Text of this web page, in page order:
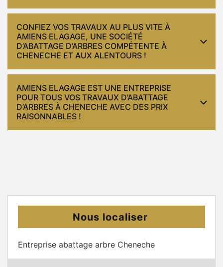
CONFIEZ VOS TRAVAUX AU PLUS VITE À
AMIENS ELAGAGE, UNE SOCIÉTÉ
D’ABATTAGE D’ARBRES COMPÉTENTE À
CHENECHE ET AUX ALENTOURS !
AMIENS ELAGAGE EST UNE ENTREPRISE
POUR TOUS VOS TRAVAUX D’ABATTAGE
D’ARBRES À CHENECHE AVEC DES PRIX
RAISONNABLES !
Nous localiser
Entreprise abattage arbre Cheneche